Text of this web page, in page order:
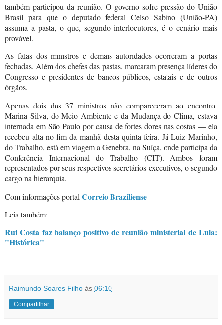
também participou da reunião. O governo sofre pressão do União
Brasil para que o deputado federal Celso Sabino (União-PA)
assuma a pasta, o que, segundo interlocutores, é o cenário mais
provável.
As falas dos ministros e demais autoridades ocorreram a portas
fechadas. Além dos chefes das pastas, marcaram presença líderes do
Congresso e presidentes de bancos públicos, estatais e de outros
órgãos.
Apenas dois dos 37 ministros não compareceram ao encontro.
Marina Silva, do Meio Ambiente e da Mudança do Clima, estava
internada em São Paulo por causa de fortes dores nas costas — ela
recebeu alta no fim da manhã desta quinta-feira. Já Luiz Marinho,
do Trabalho, está em viagem a Genebra, na Suíça, onde participa da
Conferência Internacional do Trabalho (CIT). Ambos foram
representados por seus respectivos secretários-executivos, o segundo
cargo na hierarquia.
Com informações portal Correio Braziliense
Leia também:
Rui Costa faz balanço positivo de reunião ministerial de Lula:
"Histórica"
Raimundo Soares Filho às 06:10
Compartilhar